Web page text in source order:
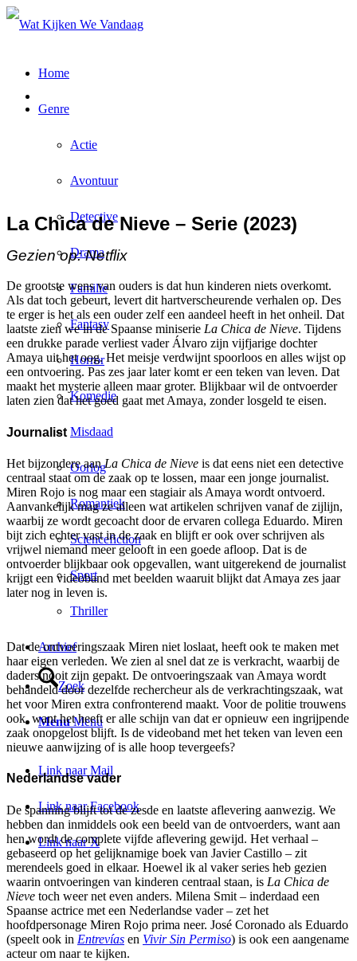
Home
Genre
Actie
Avontuur
Detective
Drama
Familie
Fantasy
Horror
Komedie
Misdaad
Oorlog
Romantiek
Sciencefiction
Sport
Thriller
Archief
Zoek
Menu Menu
Link naar Mail
Link naar Facebook
Link naar X
La Chica de Nieve – Serie (2023)
Gezien op: Netflix
De grootste wens van ouders is dat hun kinderen niets overkomt.
Als dat toch gebeurt, levert dit hartverscheurende verhalen op. Des
te erger is het als een ouder zelf een aandeel heeft in het onheil. Dat
laatste zien we in de Spaanse miniserie La Chica de Nieve. Tijdens
een drukke parade verliest vader Álvaro zijn vijfjarige dochter
Amaya uit het oog. Het meisje verdwijnt spoorloos en alles wijst op
een ontvoering. Pas zes jaar later komt er een teken van leven. Dat
maakt het mysterie alleen maar groter. Blijkbaar wil de ontvoerder
laten zien dat het goed gaat met Amaya, zonder losgeld te eisen.
Journalist
Het bijzondere aanLa Chica de Nieve is dat eens niet een detective
centraal staat om de zaak op te lossen, maar een jonge journalist.
Miren Rojo is nog maar een stagiair als Amaya wordt ontvoerd.
Aanvankelijk mag ze alleen wat artikelen schrijven vanaf de zijlijn,
waarbij ze wordt gecoacht door de ervaren collega Eduardo. Miren
bijt zich echter vast in de zaak en blijft er ook over schrijven als
vrijwel niemand meer gelooft in een goede afloop. Dat is de
ontvoerder blijkbaar ook opgevallen, want uitgerekend de journalist
krijgt een videoband met beelden waaruit blijkt dat Amaya zes jaar
later nog in leven is.
Dat de ontvoeringszaak Miren niet loslaat, heeft ook te maken met
haar eigen verleden. We zien al snel dat ze is verkracht, waarbij de
daders nooit zijn gepakt. De ontvoeringszaak van Amaya wordt
behandeld door dezelfde rechercheur als de verkrachtingszaak, wat
het voor Miren extra confronterend maakt. Voor de politie trouwens
ook, want het heeft er alle schijn van dat er opnieuw een ingrijpende
zaak onopgelost blijft. Is de videoband met het teken van leven een
nieuwe aanwijzing of is alle hoop tevergeefs?
Nederlandse vader
De spanning blijft tot de zesde en laatste aflevering aanwezig. We
hebben dan inmiddels ook een beeld van de ontvoerders, want aan
hen wordt de complete vijfde aflevering gewijd. Het verhaal –
gebaseerd op het gelijknamige boek van Javier Castillo – zit
merendeels goed in elkaar. Hoewel ik al vaker series heb gezien
waarin ontvoeringen van kinderen centraal staan, is La Chica de
Nieve toch weer net even anders. Milena Smit – inderdaad een
Spaanse actrice met een Nederlandse vader – zet het
hoofdpersonage Miren Rojo prima neer. José Coronado als Eduardo
(speelt ook in Entrevías en Vivir Sin Permiso) is ook een aangename
acteur om naar te kijken.